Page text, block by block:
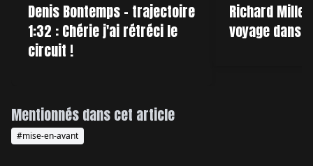
Mentionnés dans cet article
#mise-en-avant
Denis Bontemps - trajectoire
1:32 : Chérie j'ai rétréci le
circuit !
Richard Mille
voyage dans